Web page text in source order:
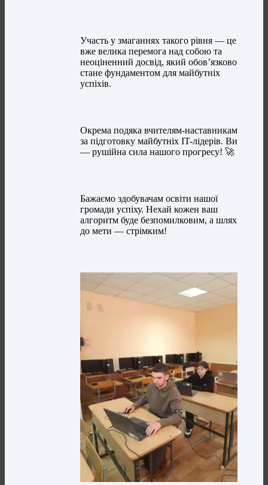
Участь у змаганнях такого рівня — це
вже велика перемога над собою та
неоціненний досвід, який обов’язково
стане фундаментом для майбутніх
успіхів.
Окрема подяка вчителям-наставникам
за підготовку майбутніх IT-лідерів. Ви
— рушійна сила нашого прогресу! 🚀
Бажаємо здобувачам освіти нашої
громади успіху. Нехай кожен ваш
алгоритм буде безпомилковим, а шлях
до мети — стрімким!